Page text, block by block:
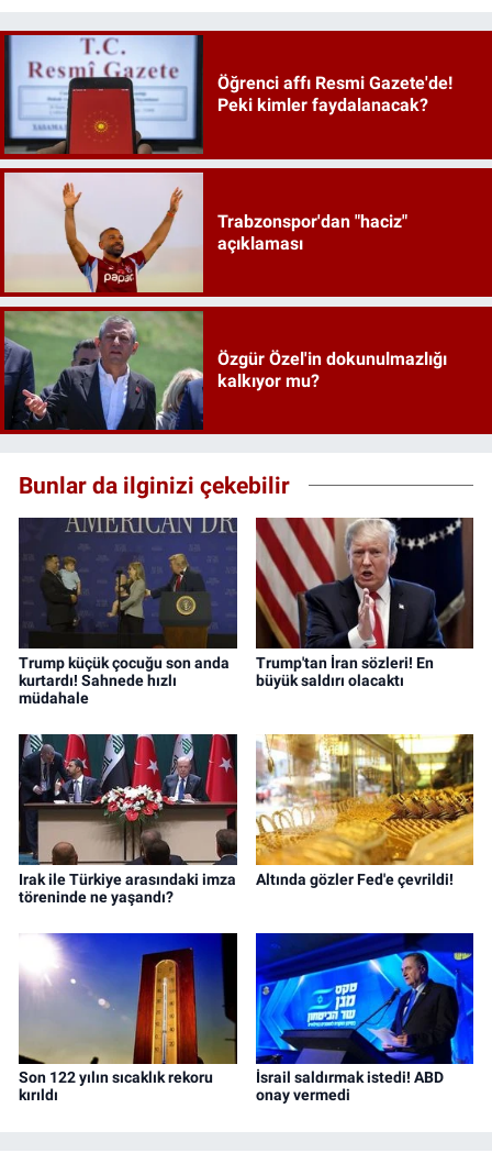
Öğrenci affı Resmi Gazete'de!
Peki kimler faydalanacak?
Trabzonspor'dan "haciz"
açıklaması
Özgür Özel'in dokunulmazlığı
kalkıyor mu?
Bunlar da ilginizi çekebilir
Trump küçük çocuğu son anda
kurtardı! Sahnede hızlı
müdahale
Trump'tan İran sözleri! En
büyük saldırı olacaktı
Irak ile Türkiye arasındaki imza
töreninde ne yaşandı?
Altında gözler Fed'e çevrildi!
Son 122 yılın sıcaklık rekoru
kırıldı
İsrail saldırmak istedi! ABD
onay vermedi